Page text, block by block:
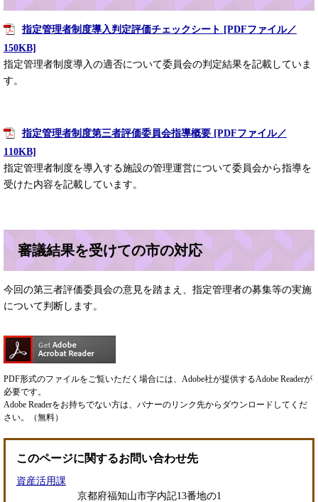
指定管理者制度導入判定評価チェックシート [PDFファイル／
150KB]
指定管理者制度導入の適否について委員会の判定結果を記載していま
す。
指定管理者制度第三者評価委員会指導概要 [PDFファイル／
110KB]
指定管理者制度を導入する施設の管理運営について委員会から指導を
受けた内容を記載しています。
審議結果を受けての市の対応
今回の第三者評価委員会の意見を踏まえ、指定管理者の募集等の実施
について判断します。
PDF形式のファイルをご覧いただく場合には、Adobe社が提供するAdobe Readerが
必要です。
Adobe Readerをお持ちでない方は、バナーのリンク先からダウンロードしてくだ
さい。（無料）
このページに関するお問い合わせ先
資産活用課
京都府福知山市字内記13番地の1